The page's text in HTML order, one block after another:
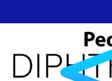
至